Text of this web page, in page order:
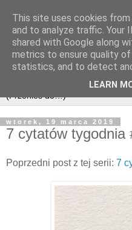
wtorek, 19 marca 2019
7 cytatów tygodnia
Poprzedni post z tej serii: 7
This site uses cookies
and to analyze traffic. Your
shared with Google along
metrics to ensure quality
statistics, and to detect
LEARN